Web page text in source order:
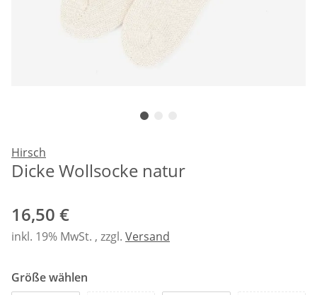
Hirsch
Dicke Wollsocke natur
16,50 €
inkl. 19% MwSt. , zzgl. Versand
Größe wählen